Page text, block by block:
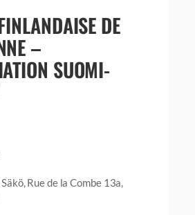
DE
–
SUOMI-
Rue de la Combe 13a,